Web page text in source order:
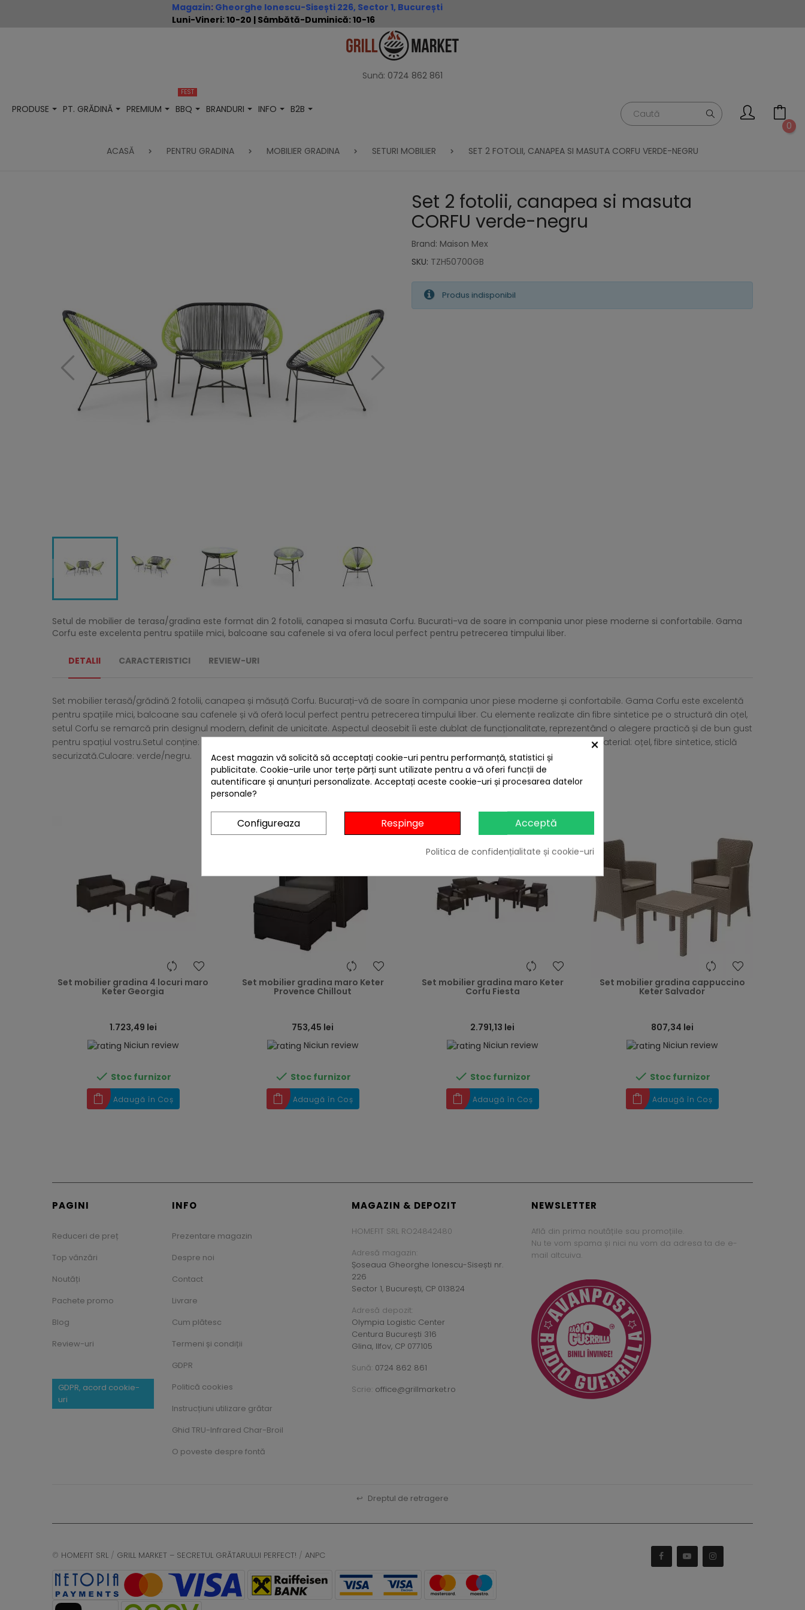
Magazin: Gheorghe Ionescu-Sisești 226, Sector 1, București
Luni-Vineri: 10-20 | Sâmbătă-Duminică: 10-16
Sună: 0724 862 861
PRODUSE PT. GRĂDINĂ PREMIUM BBQ
FEST
BRANDURI INFO
B2B
0
ACASĂ PENTRU GRADINA MOBILIER GRADINA SETURI MOBILIER SET 2 FOTOLII, CANAPEA SI MASUTA CORFU VERDE-NEGRU
Set 2 fotolii, canapea si masuta
CORFU verde-negru
Brand: Maison Mex
SKU: TZH50700GB
Produs indisponibil
Setul de mobilier de terasa/gradina este format din 2 fotolii, canapea si masuta Corfu. Bucurati-va de soare in compania unor piese moderne si confortabile. Gama
Corfu este excelenta pentru spatiile mici, balcoane sau cafenele si va ofera locul perfect pentru petrecerea timpului liber.
DETALII CARACTERISTICI REVIEW-URI
Set mobilier terasă/grădină 2 fotolii, canapea și măsuță Corfu. Bucurați-vă de soare în compania unor piese moderne și confortabile. Gama Corfu este excelentă
pentru spațiile mici, balcoane sau cafenele și vă oferă locul perfect pentru petrecerea timpului liber. Cu elemente realizate din fibre sintetice pe o structură din oțel,
setul Corfu se remarcă prin designul modern, definit de unicitate. Aspectul deosebit îi este dublat de funcționalitate, reprezentând o alegere practică și de bun gust
pentru spațiul vostru.Setul conține: 2 x fotolii: L.73 x l.79,5 x H.88 cm. Canapea: L.116,5 x l.68 x H.82 cm. Măsuță: diam.50 x H.49,5 cm. Material: oțel, fibre sintetice, sticlă
securizată.Culoare: verde/negru.
4 ALTE PRODUSE IN ACEEASI CATEGORIE:
heart
Set mobilier gradina 4 locuri maro
Keter Georgia
1.723,49 lei
Niciun review
 Stoc furnizor
Adaugă în Coș
heart
Set mobilier gradina maro Keter
Provence Chillout
753,45 lei
Niciun review
 Stoc furnizor
Adaugă în Coș
heart
Set mobilier gradina maro Keter
Corfu Fiesta
2.791,13 lei
Niciun review
 Stoc furnizor
Adaugă în Coș
heart
Set mobilier gradina cappuccino
Keter Salvador
807,34 lei
Niciun review
 Stoc furnizor
Adaugă în Coș
PAGINI
Reduceri de preț
Top vânzări
Noutăți
Pachete promo
Blog
Review-uri
GDPR, acord cookie-
uri
INFO
Prezentare magazin
Despre noi
Contact
Livrare
Cum plătesc
Termeni și condiții
GDPR
Politică cookies
Instrucțiuni utilizare grătar
Ghid TRU-Infrared Char-Broil
O poveste despre fontă
MAGAZIN & DEPOZIT
HOMEFIT SRL RO24842480
Adresă magazin:
Șoseaua Gheorghe Ionescu-Sisești nr.
226
Sector 1, București, CP 013824
Adresă depozit:
Olympia Logistic Center
Centura București 316
Glina, Ilfov, CP 077105
Sună: 0724 862 861
Scrie: office@grillmarket.ro
NEWSLETTER
Află din prima noutățile sau promoțiile.
Nu te vom spama și nici nu vom da adresa ta de e-
mail altcuiva.
↩ Dreptul de retragere
© HOMEFIT SRL / GRILL MARKET – SECRETUL GRĂTARULUI PERFECT! / ANPC
×
Acest magazin vă solicită să acceptați cookie-uri pentru performanță, statistici și
publicitate. Cookie-urile unor terțe părți sunt utilizate pentru a vă oferi funcții de
autentificare și anunțuri personalizate. Acceptați aceste cookie-uri și procesarea datelor
personale?
Configureaza Respinge Acceptă
Politica de confidențialitate și cookie-uri